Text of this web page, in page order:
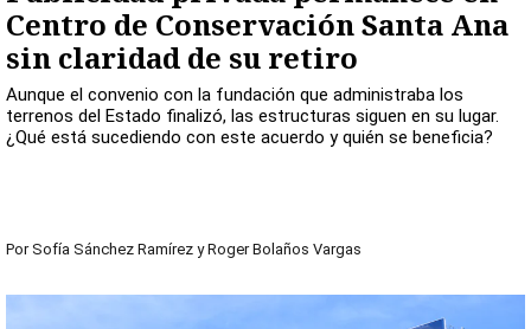
Centro de Conservación Santa Ana
sin claridad de su retiro
Aunque el convenio con la fundación que administraba los
terrenos del Estado finalizó, las estructuras siguen en su lugar.
¿Qué está sucediendo con este acuerdo y quién se beneficia?
Por Sofía Sánchez Ramírez y Roger Bolaños Vargas